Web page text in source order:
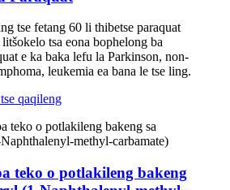
tse fetang 60 li thibetse paraquat
tsa eona bophelong ba
e ka baka lefu la Parkinson, non-
leukemia ea bana le tse ling.
qaqileng
teko o potlakileng bakeng